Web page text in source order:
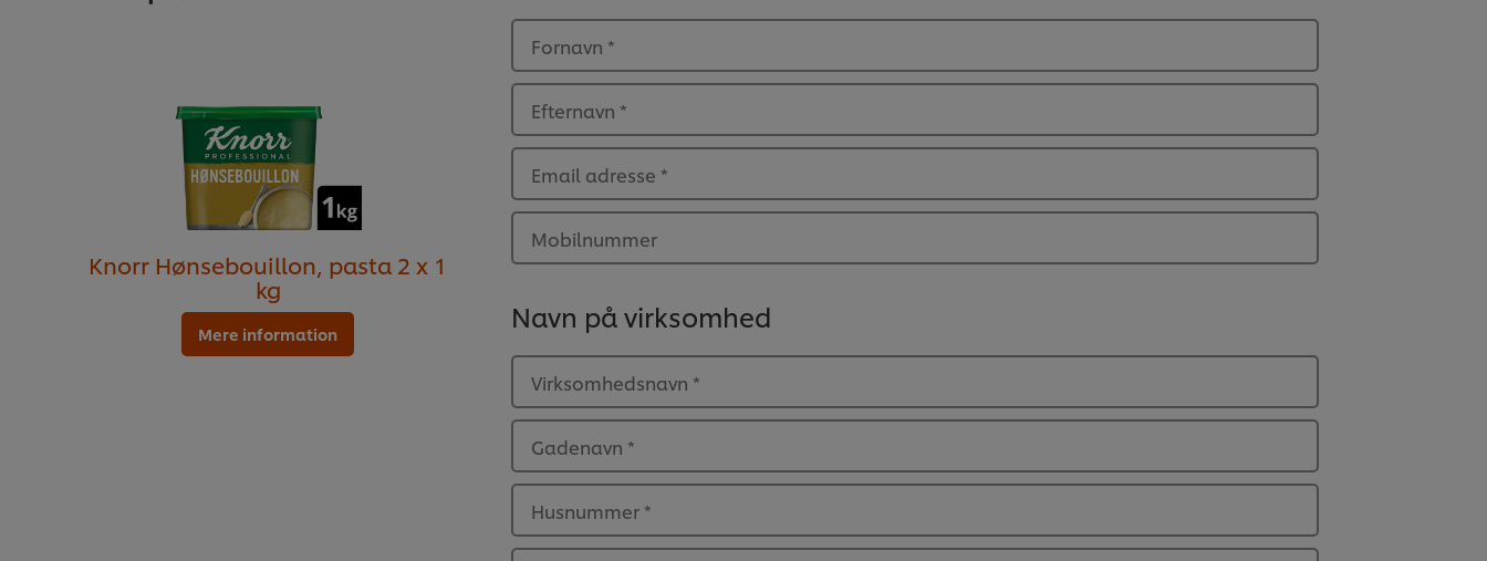
Fornavn *
Efternavn *
Email adresse *
Mobilnummer
Navn på virksomhed
Virksomhedsnavn *
Gadenavn *
Husnummer *
Knorr Hønsebouillon, pasta 2 x 1
kg
Mere information